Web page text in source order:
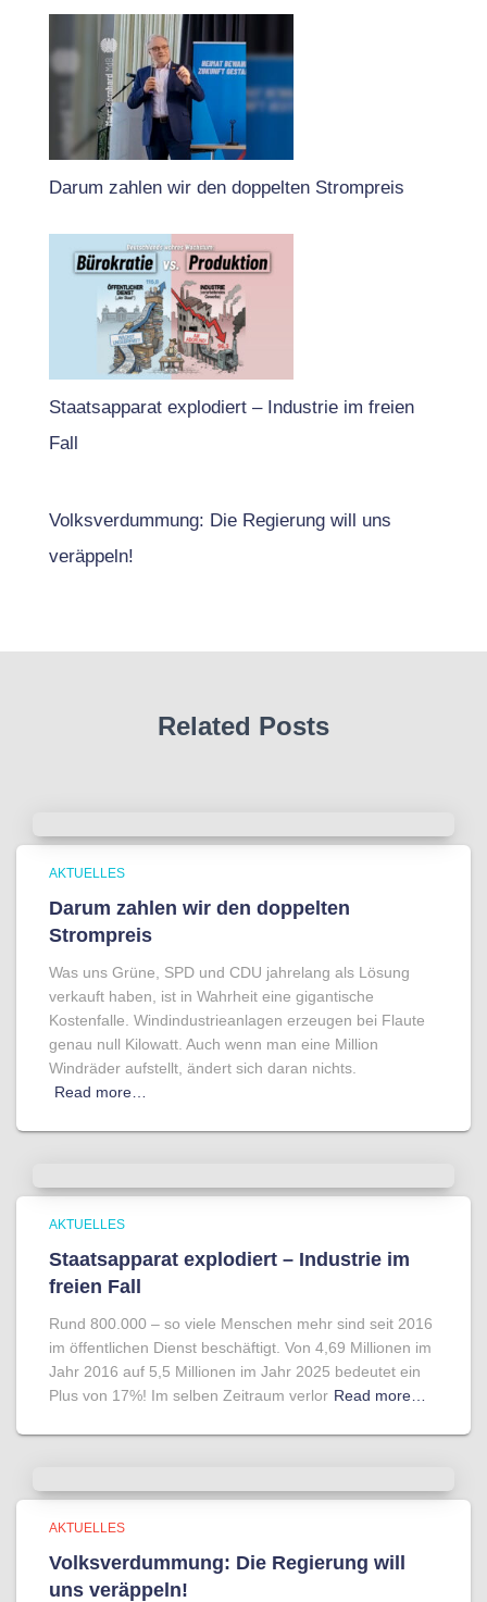
Darum zahlen wir den doppelten Strompreis
Staatsapparat explodiert – Industrie im freien
Fall
Volksverdummung: Die Regierung will uns
veräppeln!
Related Posts
AKTUELLES
Darum zahlen wir den doppelten
Strompreis
Was uns Grüne, SPD und CDU jahrelang als Lösung
verkauft haben, ist in Wahrheit eine gigantische
Kostenfalle. Windindustrieanlagen erzeugen bei Flaute
genau null Kilowatt. Auch wenn man eine Million
Windräder aufstellt, ändert sich daran nichts.
Read more…
AKTUELLES
Staatsapparat explodiert – Industrie im
freien Fall
Rund 800.000 – so viele Menschen mehr sind seit 2016
im öffentlichen Dienst beschäftigt. Von 4,69 Millionen im
Jahr 2016 auf 5,5 Millionen im Jahr 2025 bedeutet ein
Plus von 17%! Im selben Zeitraum verlor Read more…
AKTUELLES
Volksverdummung: Die Regierung will
uns veräppeln!